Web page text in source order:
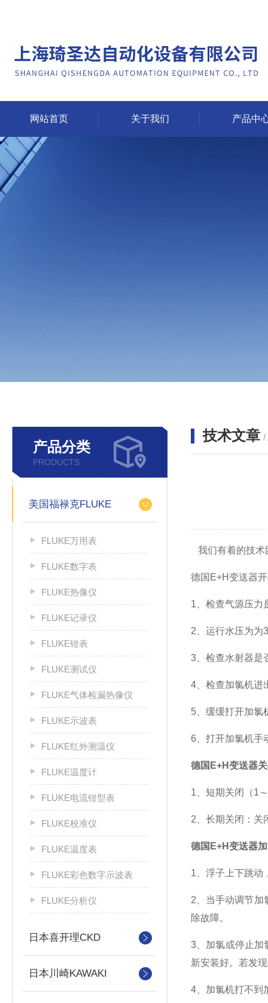
网站首页 关于我们 产品中
产品分类
PRODUCTS
美国福禄克FLUKE
FLUKE万用表
FLUKE数字表
FLUKE热像仪
FLUKE记录仪
FLUKE钳表
FLUKE测试仪
FLUKE气体检漏热像仪
FLUKE示波表
FLUKE红外测温仪
FLUKE温度计
FLUKE电流钳型表
FLUKE校准仪
FLUKE温度表
FLUKE彩色数字示波表
FLUKE分析仪
日本喜开理CKD
日本川崎KAWAKI
技术文章 /
我们有着的技术
德国E+H变送器
1、检查气源压力
2、运行水压为为
3、检查水射器是
4、检查加氯机进
5、缓缓打开加氯
6、打开加氯机手
德国E+H变送器
1、短期关闭（1
2、长期关闭：关
德国E+H变送器
1、浮子上下跳动
2、当手动调节加
除故障。
3、加氯或停止加
新安装好。若发
4、加氯机打不到